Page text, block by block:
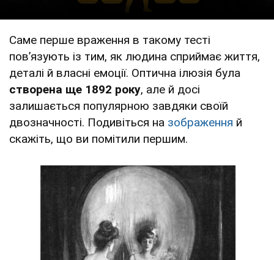
Саме перше враження в такому тесті
пов’язують із тим, як людина сприймає життя,
деталі й власні емоції. Оптична ілюзія була
створена ще 1892 року, але й досі
залишається популярною завдяки своїй
двозначності. Подивіться на зображення й
скажіть, що ви помітили першим.